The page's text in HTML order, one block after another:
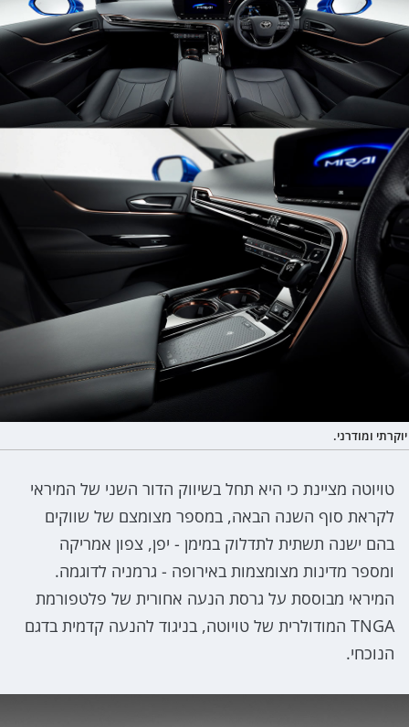
יוקרתי ומודרני.
טויוטה מציינת כי היא תחל בשיווק הדור השני של המיראי
לקראת סוף השנה הבאה, במספר מצומצם של שווקים
בהם ישנה תשתית לתדלוק במימן - יפן, צפון אמריקה
ומספר מדינות מצומצמות באירופה - גרמניה לדוגמה.
המיראי מבוססת על גרסת הנעה אחורית של פלטפורמת
TNGA המודולרית של טויוטה, בניגוד להנעה קדמית בדגם
הנוכחי.